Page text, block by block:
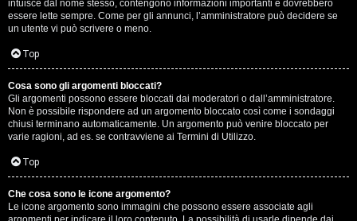
intuisce dal nome stesso, contengono informazioni importanti e dovrebbero
essere lette sempre. Come per gli annunci, l’amministratore può decidere se
un utente vi può scrivere o meno.
Top
Cosa sono gli argomenti bloccati?
Gli argomenti possono essere bloccati dai moderatori o dall’amministratore.
Non è possibile rispondere ad un argomento bloccato così come i sondaggi
chiusi terminano automaticamente. Un argomento può venire bloccato per
varie ragioni, ad es. se contravviene ai Termini di Utilizzo.
Top
Che cosa sono le icone argomento?
Le icone argomento sono immagini che possono essere associate agli
s
a
n
o
n
c
i
p